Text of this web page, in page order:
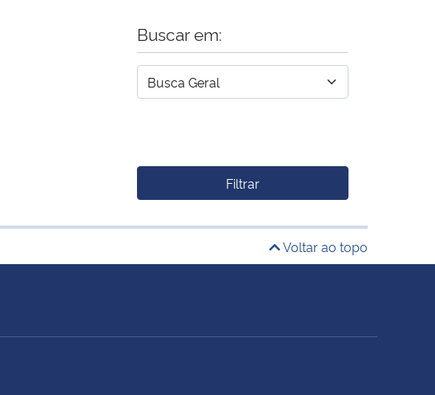
Buscar em:
Filtrar
Voltar ao topo